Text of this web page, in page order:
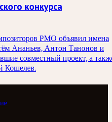
конкурса
РМО объявил имена
Ананьев, Антон Танонов и
совместный проект, а
Кошелев.